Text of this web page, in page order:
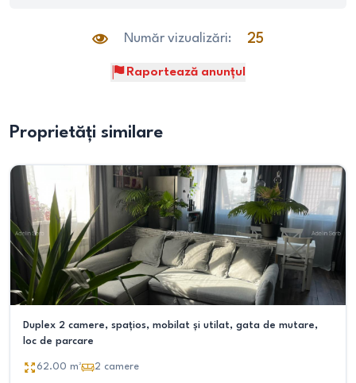
Număr vizualizări: 25
Raportează anunțul
Proprietăți similare
Duplex 2 camere, spațios, mobilat și utilat, gata de mutare,
loc de parcare
62.00 m² 2 camere